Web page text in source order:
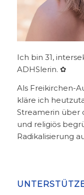
Ich bin 31,
ADHSlerin. ✿
Als Freikirchen-
kläre ich
Streamerin über
und religiös
Radikalisierung